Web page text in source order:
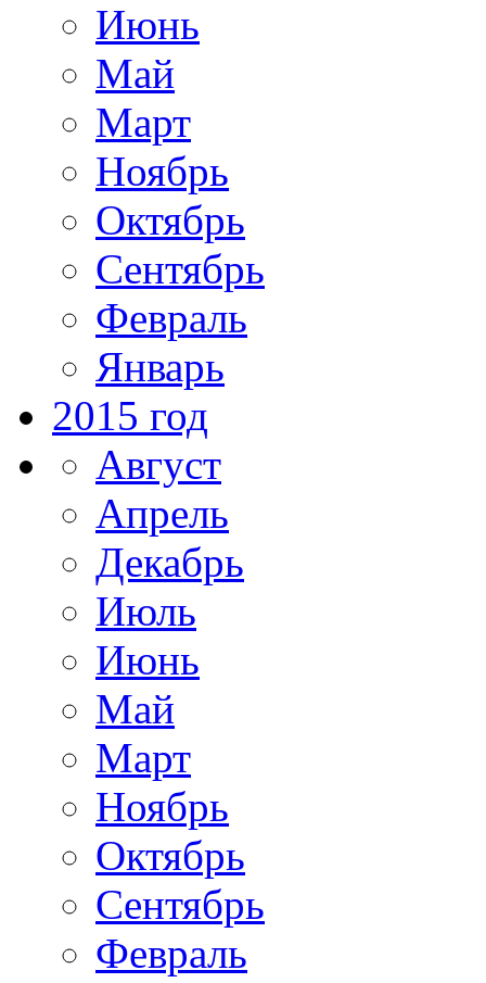
Июнь
Май
Март
Ноябрь
Октябрь
Сентябрь
Февраль
Январь
2015 год
Август
Апрель
Декабрь
Июль
Июнь
Май
Март
Ноябрь
Октябрь
Сентябрь
Февраль